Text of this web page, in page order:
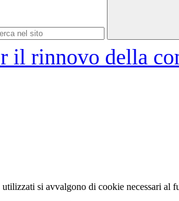
il rinnovo della
si avvalgono di cookie necessari al